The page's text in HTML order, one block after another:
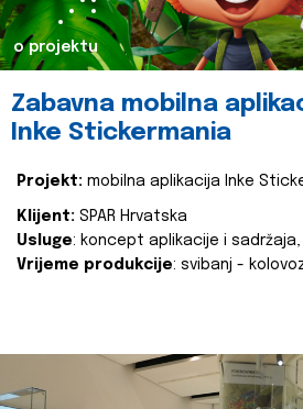
o projektu
Zabavna mobilna
Inke Stickermania
Projekt: mobilna aplikacija Inke
Klijent: SPAR Hrvatska
Usluge: koncept aplikacije i sadržaja,
Vrijeme produkcije: svibanj -